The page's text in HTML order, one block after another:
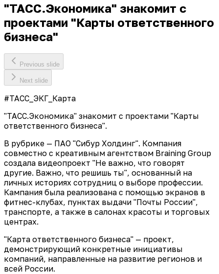
"ТАСС.Экономика" знакомит с
проектами "Карты ответственного
бизнеса"
Previous slide
Next slide
#ТАСС_ЭКГ_Карта
"ТАСС.Экономика" знакомит с проектами "Карты
ответственного бизнеса".
В рубрике — ПАО "Сибур Холдинг". Компания
совместно с креативным агентством Braining Group
создала видеопроект "Не важно, что говорят
другие. Важно, что решишь ты", основанный на
личных историях сотрудниц о выборе профессии.
Кампания была реализована с помощью экранов в
фитнес-клубах, пунктах выдачи "Почты России",
транспорте, а также в салонах красоты и торговых
центрах.
"Карта ответственного бизнеса" — проект,
демонстрирующий конкретные инициативы
компаний, направленные на развитие регионов и
всей России.